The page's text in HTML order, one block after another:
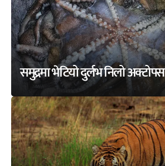
समुद्रमा भेटियो दुर्लभ निलो अक्टोपस